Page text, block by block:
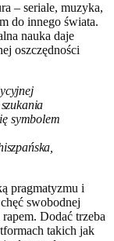
– seriale, muzyka,
do innego świata.
nauka daje
oszczędności
symbolem
pragmatyzmu i
swobodnej
Dodać trzeba
takich jak